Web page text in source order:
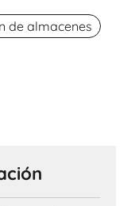
de almacenes